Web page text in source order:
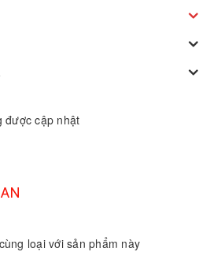
được cập nhật
loại với sản phẩm này